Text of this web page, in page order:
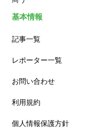
基本情報
記事一覧
レポーター一覧
お問い合わせ
利用規約
個人情報保護方針